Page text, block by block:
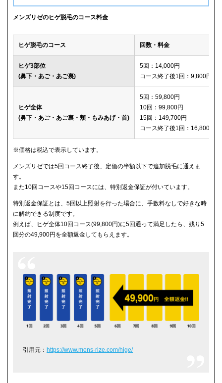
ダビデクリニック
ウィルビークリニックブラック 88,000円
レジーナクリニックオム 132,000円
メディカルエピレーションクリニック 150,600円
メンズリゼのヒゲ脱毛のコース料金
ヒゲ脱毛のコース 回数・料金
ヒゲ3部位
(鼻下・あご・あご裏)
5回：14,000円
コース終了後1回：9,800円
ヒゲ全体
(鼻下・あご・あご裏・頬・もみあげ・首)
5回：59,800円
10回：99,800円
15回：149,700円
コース終了後1回：16,800円
※価格は税込で表示しています。
メンズリゼでは5回コース終了後、定価の半額以下で追加脱毛に通えま
す。
また10回コースや15回コースには、特別返金保証が付いています。
特別返金保証とは、5回以上照射を行った場合に、手数料なしで好きな時
に解約できる制度です。
例えば、ヒゲ全体10回コース(99,800円)に5回通って満足したら、残り5
回分の49,900円を全額返金してもらえます。
引用元： https://www.mens-rize.com/hige/